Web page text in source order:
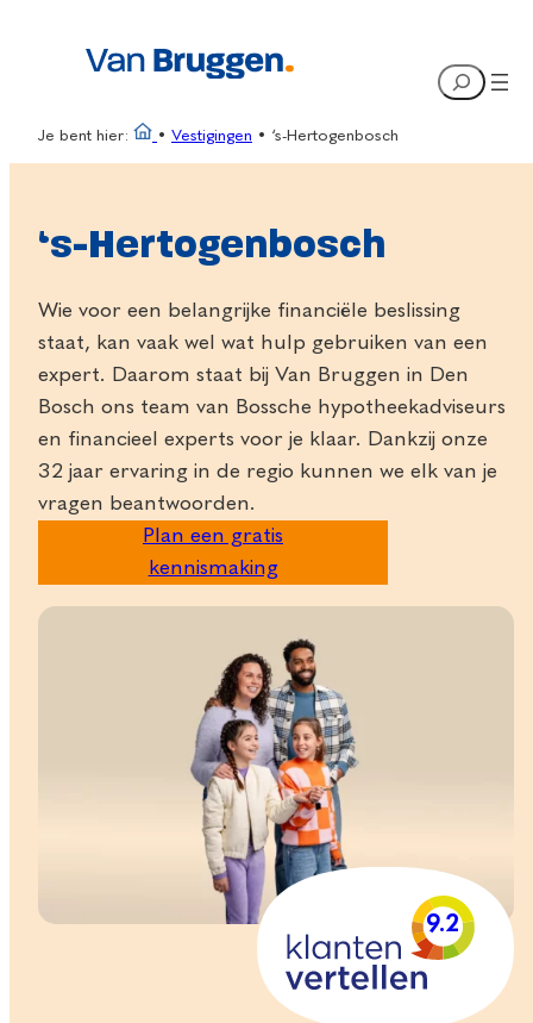
Search
Je bent hier: • Vestigingen • ‘s-Hertogenbosch
‘s-Hertogenbosch
Wie voor een belangrijke financiële beslissing
staat, kan vaak wel wat hulp gebruiken van een
expert. Daarom staat bij Van Bruggen in Den
Bosch ons team van Bossche hypotheekadviseurs
en financieel experts voor je klaar. Dankzij onze
32 jaar ervaring in de regio kunnen we elk van je
vragen beantwoorden.
Plan een gratis
kennismaking
9.2